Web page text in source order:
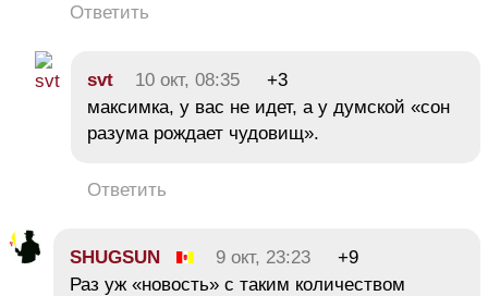
Ответить
svt 10 окт, 08:35
+3
максимка, у вас не идет, а у думской «сон
разума рождает чудовищ».
Ответить
SHUGSUN 9 окт, 23:23
+9
Раз уж «новость» с таким количеством